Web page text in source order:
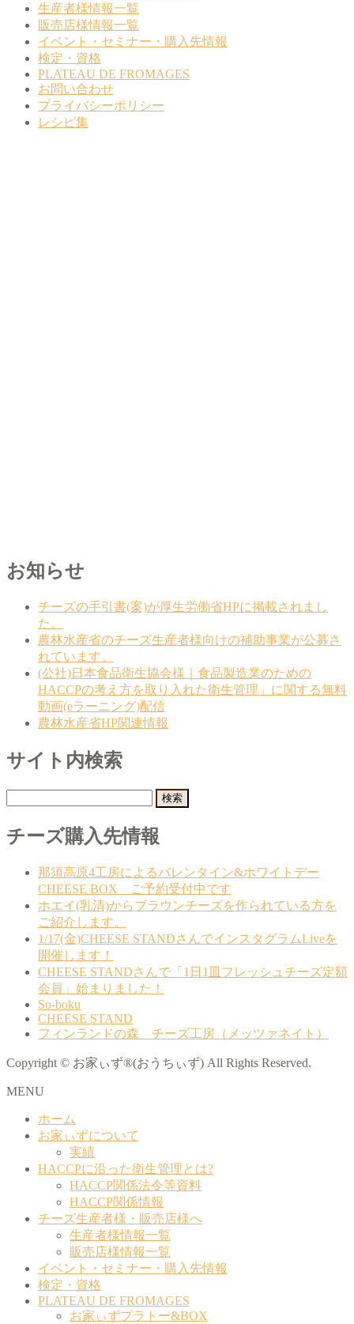
生産者様情報一覧
販売店様情報一覧
イベント・セミナー・購入先情報
検定・資格
PLATEAU DE FROMAGES
お問い合わせ
プライバシーポリシー
レシピ集
お知らせ
チーズの手引書(案)が厚生労働省HPに掲載されまし
た。
農林水産省のチーズ生産者様向けの補助事業が公募さ
れています。
(公社)日本食品衛生協会様｜食品製造業のための
HACCPの考え方を取り入れた衛生管理」に関する無料
動画(eラーニング)配信
農林水産省HP関連情報
サイト内検索
チーズ購入先情報
那須高原4工房によるバレンタイン&ホワイトデー
CHEESE BOX ご予約受付中です
ホエイ(乳清)からブラウンチーズを作られている方を
ご紹介します。
1/17(金)CHEESE STANDさんでインスタグラムLiveを
開催します！
CHEESE STANDさんで「1日1皿フレッシュチーズ定額
会員」始まりました！
So-boku
CHEESE STAND
フィンランドの森 チーズ工房（メッツァネイト）
Copyright © お家ぃず®(おうちぃず) All Rights Reserved.
MENU
ホーム
お家ぃずについて
実績
HACCPに沿った衛生管理とは?
HACCP関係法令等資料
HACCP関係情報
チーズ生産者様・販売店様へ
生産者様情報一覧
販売店様情報一覧
イベント・セミナー・購入先情報
検定・資格
PLATEAU DE FROMAGES
お家ぃずプラトー&BOX